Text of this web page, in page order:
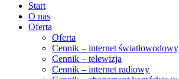
Start
O nas
Oferta
Oferta
Cennik – internet światłowodowy
Cennik – telewizja
Cennik – internet radiowy